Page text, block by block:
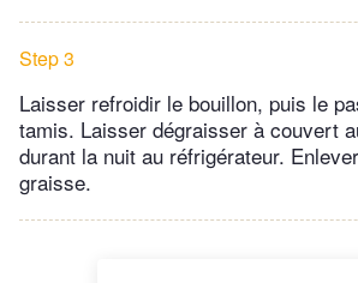
Step 3
Laisser refroidir le bouillon, puis le
tamis. Laisser dégraisser à couvert
durant la nuit au réfrigérateur.
graisse.